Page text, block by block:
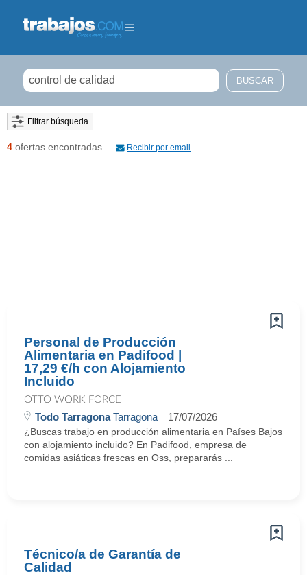
Filtrar búsqueda
4 ofertas encontradas Recibir por email
Personal de Producción
Alimentaria en Padifood |
17,29 €/h con Alojamiento
Incluido
OTTO WORK FORCE
Todo TarragonaTarragona 17/07/2026
¿Buscas trabajo en producción alimentaria en Países Bajos
con alojamiento incluido? En Padifood, empresa de
comidas asiáticas frescas en Oss, prepararás ...
Técnico/a de Garantía de
Calidad